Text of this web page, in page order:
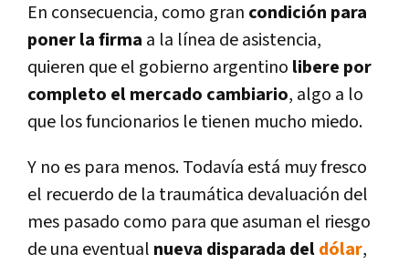
En consecuencia, como gran condición para
poner la firma a la lí­nea de asistencia,
quieren que el gobierno argentino libere por
completo el mercado cambiario, algo a lo
que los funcionarios le tienen mucho miedo.
Y no es para menos. Todaví­a está muy fresco
el recuerdo de la traumática devaluación del
mes pasado como para que asuman el riesgo
de una eventual nueva disparada deldólar,